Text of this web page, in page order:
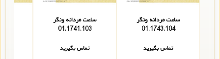
ساعت مردانه ونگر
01.1743.104
تماس بگیرید
ساعت مردانه ونگر
01.1741.103
تماس بگیرید